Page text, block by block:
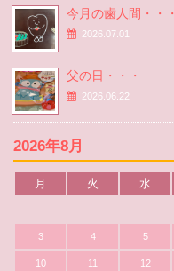
今月の歯人間・・・
2026.07.01
父の日・・・
2026.06.22
2026年8月
月 火 水
3 4 5
10 11 12